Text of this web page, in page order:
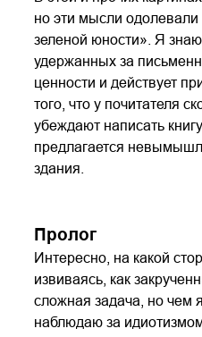
но эти мысли
зеленой юности». Я
удержанных за
ценности и действует
того, что у почитателя
убеждают написать
предлагается
здания.
Пролог
Интересно, на какой
извиваясь, как
сложная задача, но чем
наблюдаю за